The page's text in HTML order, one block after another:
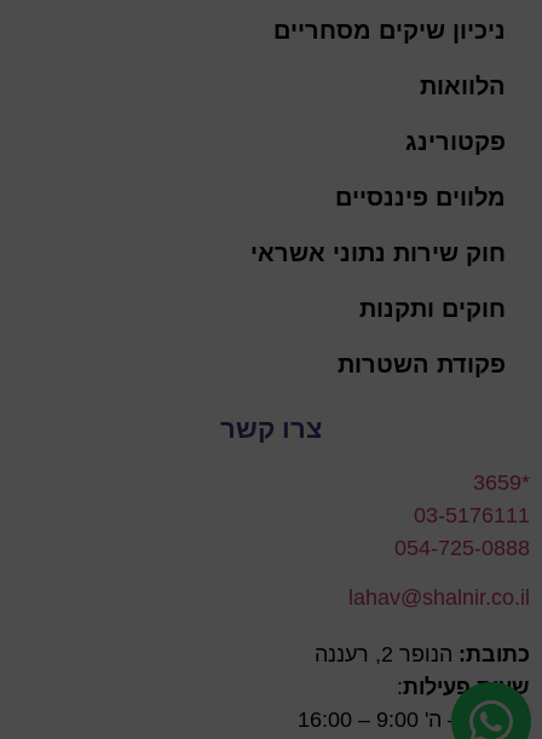
ניכיון שיקים מסחריים
הלוואות
פקטורינג
מלווים פיננסיים
חוק שירות נתוני אשראי
חוקים ותקנות
פקודת השטרות
צרו קשר
*3659
03-5176111
054-725-0888
lahav@shalnir.co.il
כתובת: הנופר 2, רעננה
שעות פעילות:
ימים א' – ה' 9:00 – 16:00